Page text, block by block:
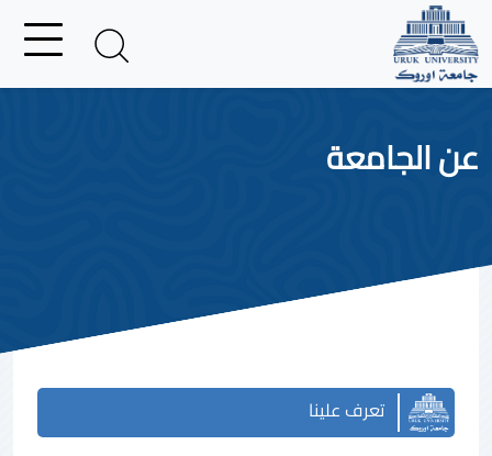
عن الجامعة
تعرف علينا